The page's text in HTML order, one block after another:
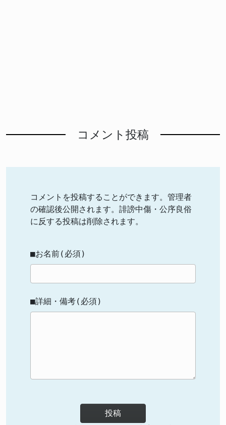
コメント投稿
コメントを投稿することができます。管理者
の確認後公開されます。誹謗中傷・公序良俗
に反する投稿は削除されます。
■お名前(必須)
■詳細・備考(必須)
投稿